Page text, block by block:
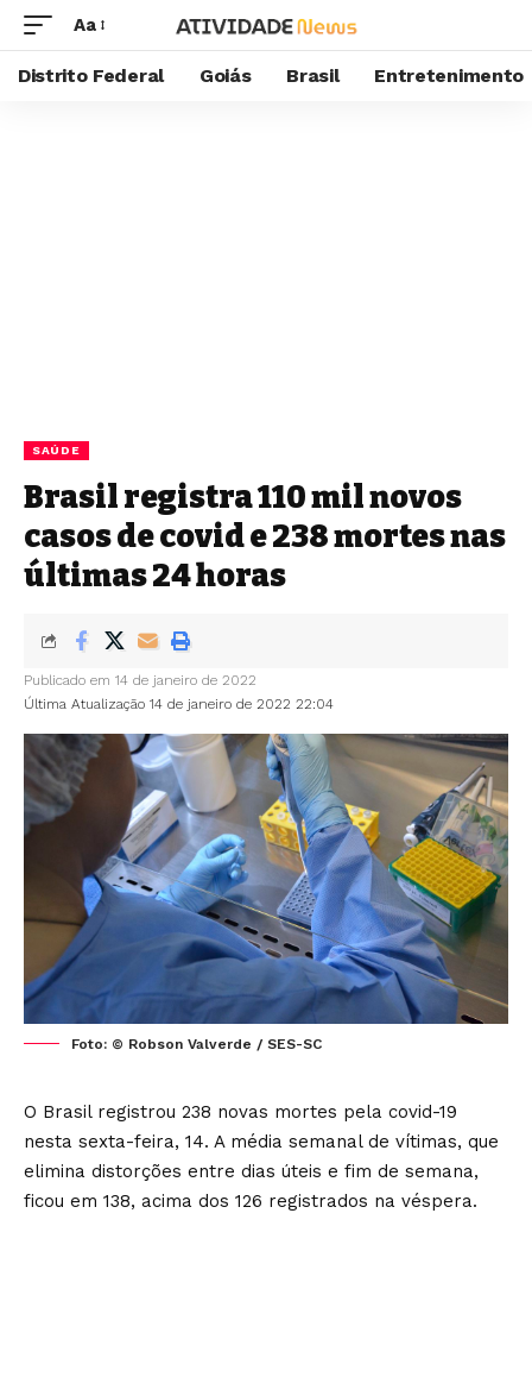
Aa
Distrito Federal Goiás Brasil Entretenimento
SAÚDE
Brasil registra 110 mil novos
casos de covid e 238 mortes nas
últimas 24 horas
Última Atualização 14 de janeiro de 2022 22:04
Publicado em 14 de janeiro de 2022
Foto: © Robson Valverde / SES-SC
O Brasil registrou 238 novas mortes pela covid-19
nesta sexta-feira, 14. A média semanal de vítimas, que
elimina distorções entre dias úteis e fim de semana,
ficou em 138, acima dos 126 registrados na véspera.